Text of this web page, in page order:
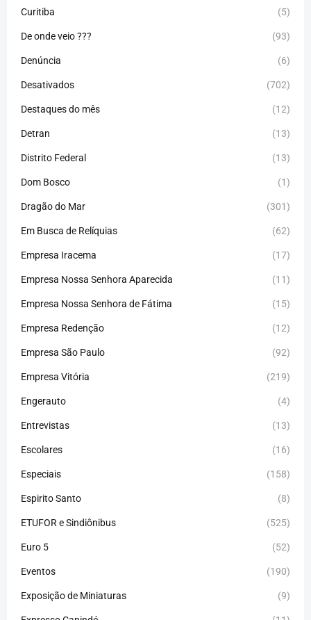
Curitiba (5)
De onde veio ??? (93)
Denúncia (6)
Desativados (702)
Destaques do mês (12)
Detran (13)
Distrito Federal (13)
Dom Bosco (1)
Dragão do Mar (301)
Em Busca de Relíquias (62)
Empresa Iracema (17)
Empresa Nossa Senhora Aparecida (11)
Empresa Nossa Senhora de Fátima (15)
Empresa Redenção (12)
Empresa São Paulo (92)
Empresa Vitória (219)
Engerauto (4)
Entrevistas (13)
Escolares (16)
Especiais (158)
Espirito Santo (8)
ETUFOR e Sindiônibus (525)
Euro 5 (52)
Eventos (190)
Exposição de Miniaturas (9)